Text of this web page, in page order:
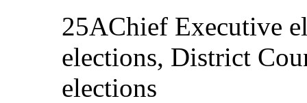
25AChief Executive
elections, District
elections